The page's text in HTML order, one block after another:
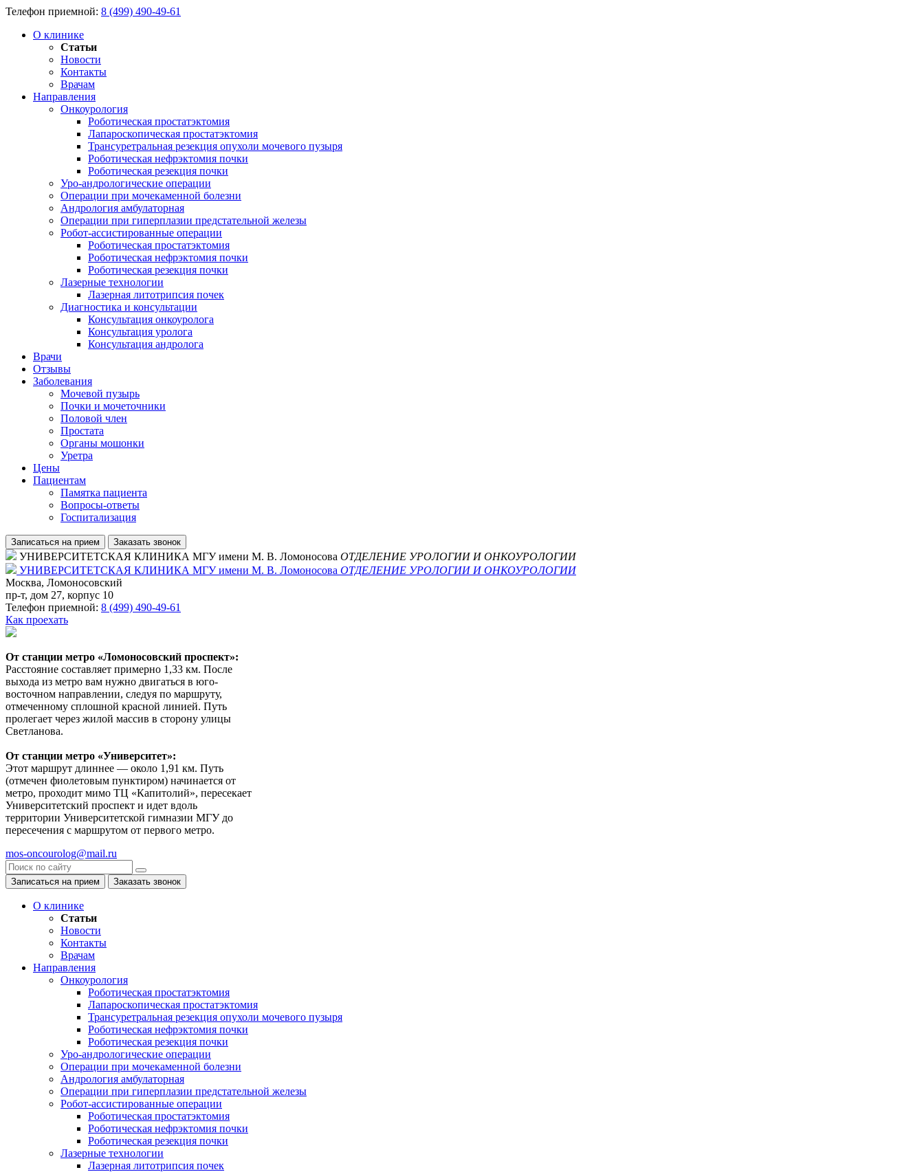
Телефон приемной: 8 (499) 490-49-61
О клинике
Статьи
Новости
Контакты
Врачам
Направления
Онкоурология
Роботическая простатэктомия
Лапароскопическая простатэктомия
Трансуретральная резекция опухоли мочевого пузыря
Роботическая нефрэктомия почки
Роботическая резекция почки
Уро-андрологические операции
Операции при мочекаменной болезни
Андрология амбулаторная
Операции при гиперплазии предстательной железы
Робот-ассистированные операции
Роботическая простатэктомия
Роботическая нефрэктомия почки
Роботическая резекция почки
Лазерные технологии
Лазерная литотрипсия почек
Диагностика и консультации
Консультация онкоуролога
Консультация уролога
Консультация андролога
Врачи
Отзывы
Заболевания
Мочевой пузырь
Почки и мочеточники
Половой член
Простата
Органы мошонки
Уретра
Цены
Пациентам
Памятка пациента
Вопросы-ответы
Госпитализация
Записаться на прием Заказать звонок
УНИВЕРСИТЕТСКАЯ КЛИНИКА МГУ имени М. В. Ломоносова ОТДЕЛЕНИЕ УРОЛОГИИ И ОНКОУРОЛОГИИ
УНИВЕРСИТЕТСКАЯ КЛИНИКА МГУ имени М. В. Ломоносова ОТДЕЛЕНИЕ УРОЛОГИИ И ОНКОУРОЛОГИИ
Москва, Ломоносовский
пр-т, дом 27, корпус 10
Телефон приемной: 8 (499) 490-49-61
Как проехать
От станции метро «Ломоносовский проспект»:
Расстояние составляет примерно 1,33 км. После
выхода из метро вам нужно двигаться в юго-
восточном направлении, следуя по маршруту,
отмеченному сплошной красной линией. Путь
пролегает через жилой массив в сторону улицы
Светланова.
От станции метро «Университет»:
Этот маршрут длиннее — около 1,91 км. Путь
(отмечен фиолетовым пунктиром) начинается от
метро, проходит мимо ТЦ «Капитолий», пересекает
Университетский проспект и идет вдоль
территории Университетской гимназии МГУ до
пересечения с маршрутом от первого метро.
mos-oncourolog@mail.ru
Записаться на прием Заказать звонок
О клинике
Статьи
Новости
Контакты
Врачам
Направления
Онкоурология
Роботическая простатэктомия
Лапароскопическая простатэктомия
Трансуретральная резекция опухоли мочевого пузыря
Роботическая нефрэктомия почки
Роботическая резекция почки
Уро-андрологические операции
Операции при мочекаменной болезни
Андрология амбулаторная
Операции при гиперплазии предстательной железы
Робот-ассистированные операции
Роботическая простатэктомия
Роботическая нефрэктомия почки
Роботическая резекция почки
Лазерные технологии
Лазерная литотрипсия почек